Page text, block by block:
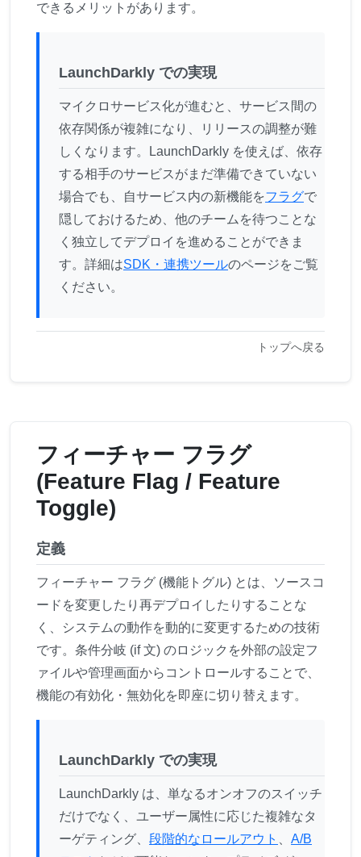
できるメリットがあります。
LaunchDarkly での実現
マイクロサービス化が進むと、サービス間の
依存関係が複雑になり、リリースの調整が難
しくなります。LaunchDarkly を使えば、依存
する相手のサービスがまだ準備できていない
場合でも、自サービス内の新機能をフラグで
隠しておけるため、他のチームを待つことな
く独立してデプロイを進めることができま
す。詳細はSDK・連携ツールのページをご覧
ください。
トップへ戻る
フィーチャー フラグ
(Feature Flag / Feature
Toggle)
定義
フィーチャー フラグ (機能トグル) とは、ソースコ
ードを変更したり再デプロイしたりすることな
く、システムの動作を動的に変更するための技術
です。条件分岐 (if 文) のロジックを外部の設定フ
ァイルや管理画面からコントロールすることで、
機能の有効化・無効化を即座に切り替えます。
LaunchDarkly での実現
LaunchDarkly は、単なるオンオフのスイッチ
だけでなく、ユーザー属性に応じた複雑なタ
ーゲティング、 段階的なロールアウト
A/B